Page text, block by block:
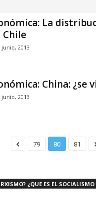
La
Chile
junio, 2013
China: ¿se
junio, 2013
79 80 81
¿QUE ES EL